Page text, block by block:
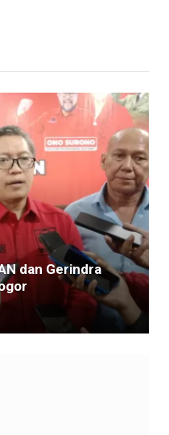
dan Gerindra